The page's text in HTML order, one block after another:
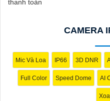
của bạn. Đừng ngần ngại trải
vượt trội của Camera Dahua
hấp dẫn."
thanh toán
CAMERA
Mic Và Loa IP66 3D DNR
Full Color Speed Dome AI